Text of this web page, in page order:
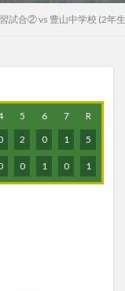
試合② vs 豊山中学校 (2年
5 6 7
R
2 0 1 5
0 1 0 1